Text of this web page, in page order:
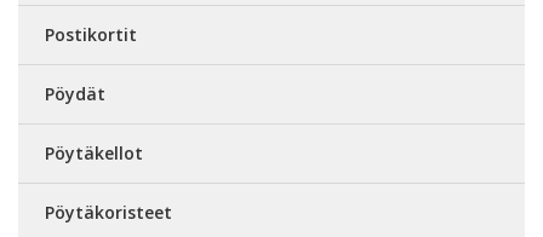
Postikortit
Pöydät
Pöytäkellot
Pöytäkoristeet